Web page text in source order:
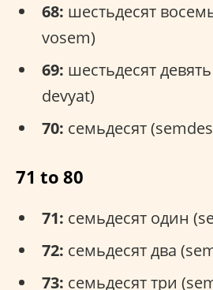
68: шестьдесят
vosem)
69: шестьдесят
devyat)
70: семьдесят
71 to 80
71: семьдесят один
72: семьдесят два
73: семьдесят три